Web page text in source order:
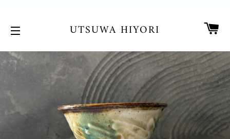
UTSUWA HIYORI